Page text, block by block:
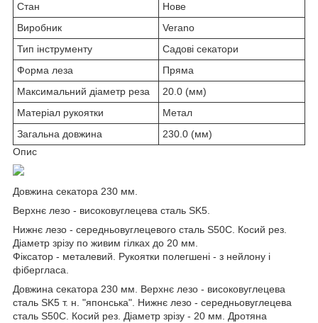
Стан
Нове
Виробник
Verano
Тип інструменту
Садові секатори
Форма леза
Пряма
Максимальний діаметр реза
20.0 (мм)
Матеріал рукоятки
Метал
Загальна довжина
230.0 (мм)
Опис
Довжина секатора 230 мм.
Верхнє лезо - високовуглецева сталь SK5.
Нижнє лезо - середньовуглецевого сталь S50C. Косий рез.
Діаметр зрізу по живим гілках до 20 мм.
Фіксатор - металевий. Рукоятки полегшені - з нейлону і
фібергласа.
Довжина секатора 230 мм. Верхнє лезо - високовуглецева
сталь SK5 т. н. "японська". Нижнє лезо - середньовуглецева
сталь S50C. Косий рез. Діаметр зрізу - 20 мм. Дротяна